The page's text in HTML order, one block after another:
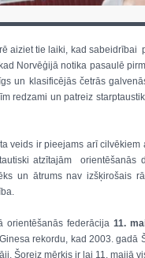
aiziet tie laiki, kad sabeidrībai
Norvēģijā notika pasaulē
un klasificējās četrās
redzami un patreiz
veids ir pieejams arī
atzītajām orientēšanās
un ātrums nav izšķirošais
orientēšanās federācija 11.
rekordu, kad 2003. gadā
Šoreiz mērķis ir lai 11. maijā